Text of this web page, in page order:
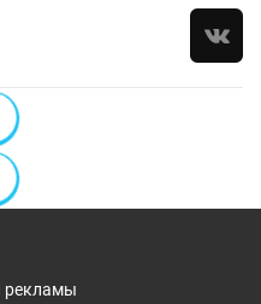
рекламы